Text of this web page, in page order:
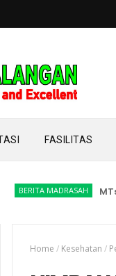
FASILITAS
BERITA MADRASAH MTsN 1
Home / Kesehatan /